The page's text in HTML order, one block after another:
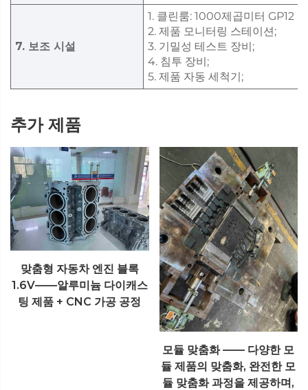
7. 보조 시설
1. 클린룸: 1000제곱미터 GP12
2. 제품 모니터링 스테이션;
3. 기밀성 테스트 장비;
4. 침투 장비;
5. 제품 자동 세척기;
추가 제품
알루미늄 합금 다이 캐스팅
공급 업체 맞춤형 제품 알루
미늄 외피 맞춤 도면